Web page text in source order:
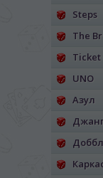
Steps
The
Ticket
UNO
Азул